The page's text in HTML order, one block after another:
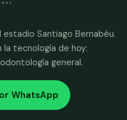
Santiago Bernabéu.
tecnología de hoy:
general.
WhatsApp